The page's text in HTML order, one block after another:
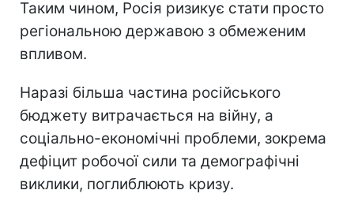
Таким чином, Росія ризикує стати просто
регіональною державою з обмеженим
впливом.
Наразі більша частина російського
бюджету витрачається на війну, а
соціально-економічні проблеми, зокрема
дефіцит робочої сили та демографічні
виклики, поглиблюють кризу.